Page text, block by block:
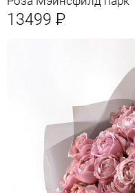
13499 Р